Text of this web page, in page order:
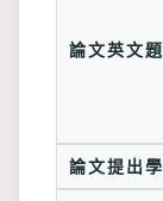
論文英文
論文提出